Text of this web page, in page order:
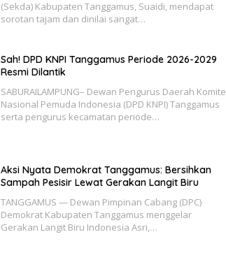
(Sekda) Kabupaten Tanggamus, Suaidi, mendapat
sorotan tajam dan dinilai sangat…
Sah! DPD KNPI Tanggamus Periode 2026-2029
Resmi Dilantik
SABURAILAMPUNG– Dewan Pengurus Daerah Komite
Nasional Pemuda Indonesia (DPD KNPI) Tanggamus
serta pengurus kecamatan periode…
Aksi Nyata Demokrat Tanggamus: Bersihkan
Sampah Pesisir Lewat Gerakan Langit Biru
TANGGAMUS — Dewan Pimpinan Cabang (DPC)
Demokrat Kabupaten Tanggamus menggelar
Gerakan Langit Biru Indonesia Asri,…